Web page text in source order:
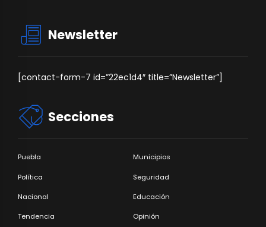
Newsletter
[contact-form-7 id=”22ec1d4″ title=”Newsletter”]
Secciones
Puebla Municipios
Política Seguridad
Nacional Educación
Tendencia Opinión